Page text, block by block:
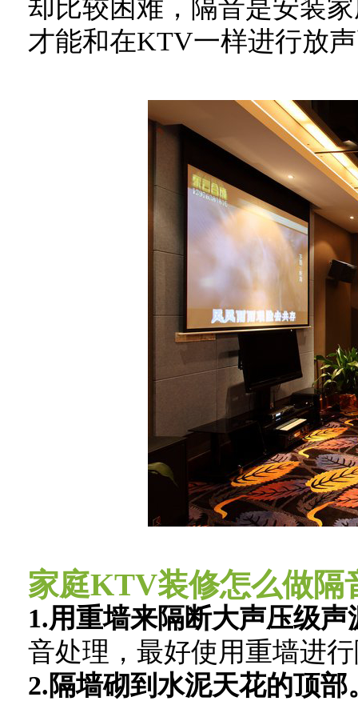
却比较困难，隔音是安装
才能和在KTV一样进行放
家庭KTV装修怎么做隔
1.用重墙来隔断大声压级声
音处理，最好使用重墙进
2.隔墙砌到水泥天花的顶部